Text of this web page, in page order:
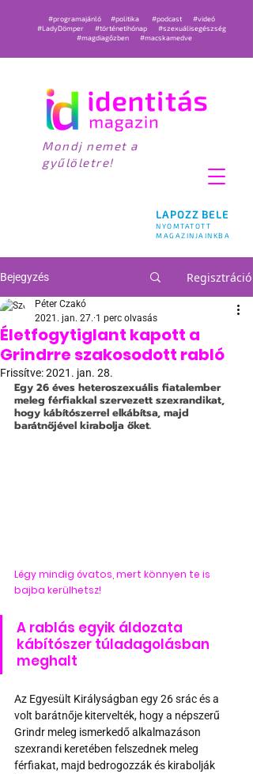
LAPOZZ BELE
NYOMTATOTT
MAGAZINJAINKBA
#programajánló #politika #podcast
#videó
#LadyDömper
#történetihónap
#szexuálisegészség
#magdiagőzben
#macskamedve
Mondj nemet a
gyűlöletre!
Bejegyzés Regisztráció
Életfogytiglant kapott a
Grindrre szakosodott rabló
Péter Czakó
2021. jan. 27. 1 perc olvasás
Frissítve:2021. jan. 28.
Egy 26 éves heteroszexuális fiatalember
meleg férfiakkal szervezett szexrandikat,
hogy kábítószerrel elkábítsa, majd
barátnőjével kirabolja őket.
Légy mindig óvatos, mert könnyen te is
bajba kerülhetsz!
A rablás egyik áldozata
kábítószer túladagolásban
meghalt
Az Egyesült Királyságban egy 26 srác és a
volt barátnője kitervelték, hogy a népszerű
Grindr meleg ismerkedő alkalmazáson
szexrandi keretében felszednek meleg
férfiakat, majd bedrogozzák és kirabolják